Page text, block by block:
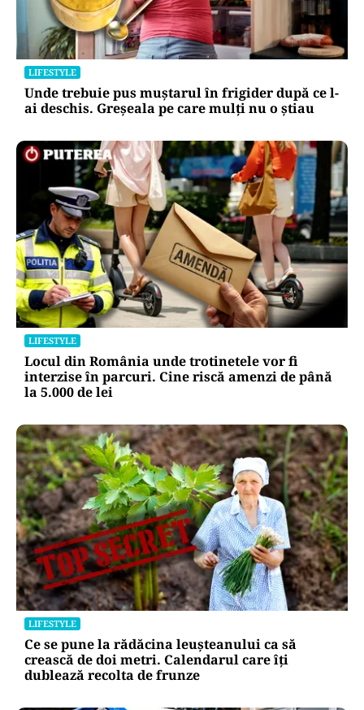
LIFESTYLE
Unde trebuie pus muștarul în frigider după ce l-
ai deschis. Greșeala pe care mulți nu o știau
LIFESTYLE
Locul din România unde trotinetele vor fi
interzise în parcuri. Cine riscă amenzi de până
la 5.000 de lei
LIFESTYLE
Ce se pune la rădăcina leușteanului ca să
crească de doi metri. Calendarul care îți
dublează recolta de frunze